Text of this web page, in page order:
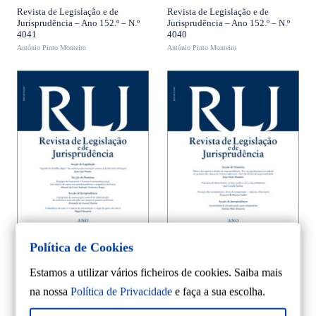
preço
era:
10,50 €.
preço
é:
9,45 €.
Revista de Legislação e de
Jurisprudência – Ano 152.º – N.º
4041
António Pinto Monteiro
preço
era:
10,50 €.
preço
é:
9,45 €.
Revista de Legislação e de
Jurisprudência – Ano 152.º – N.º
4040
António Pinto Monteiro
10,50€ O
preço
9,45 €O
preço
10%
Revista de Legislação e de
Jurisprudência – Ano 152.º – N.º
10,50€ O
preço
9,45€ O
preço
10%
Revista de Legislação e de
Jurisprudência – Ano 152.º – N.º
Política de Cookies
Estamos a utilizar vários ficheiros de cookies. Saiba mais
na nossaPolítica de Privacidade e faça a sua escolha.